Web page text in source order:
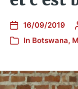
16/09/2019
In Botswana,